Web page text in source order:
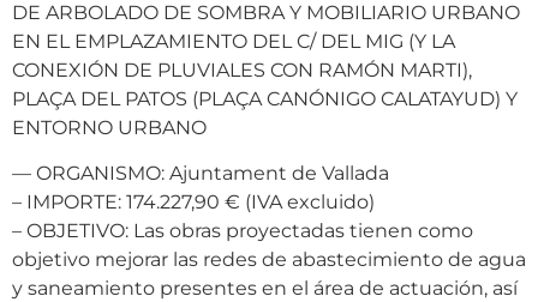
DE ARBOLADO DE SOMBRA Y MOBILIARIO URBANO
EN EL EMPLAZAMIENTO DEL C/ DEL MIG (Y LA
CONEXIÓN DE PLUVIALES CON RAMÓN MARTI),
PLAÇA DEL PATOS (PLAÇA CANÓNIGO CALATAYUD) Y
ENTORNO URBANO
— ORGANISMO: Ajuntament de Vallada
– IMPORTE: 174.227,90 € (IVA excluido)
– OBJETIVO: Las obras proyectadas tienen como
objetivo mejorar las redes de abastecimiento de agua
y saneamiento presentes en el área de actuación, así